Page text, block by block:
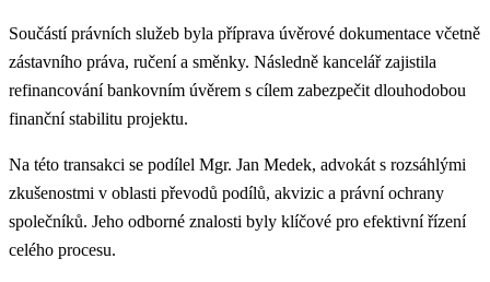
Součástí právních služeb byla příprava úvěrové dokumentace včetně
zástavního práva, ručení a směnky. Následně kancelář zajistila
refinancování bankovním úvěrem s cílem zabezpečit dlouhodobou
finanční stabilitu projektu.
Na této transakci se podílel Mgr. Jan Medek, advokát s rozsáhlými
zkušenostmi v oblasti převodů podílů, akvizic a právní ochrany
společníků. Jeho odborné znalosti byly klíčové pro efektivní řízení
celého procesu.